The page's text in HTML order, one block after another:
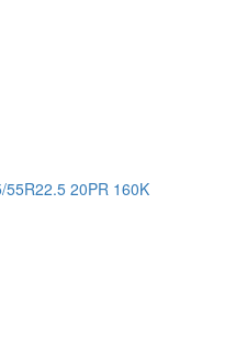
55R22.5 20PR 160K